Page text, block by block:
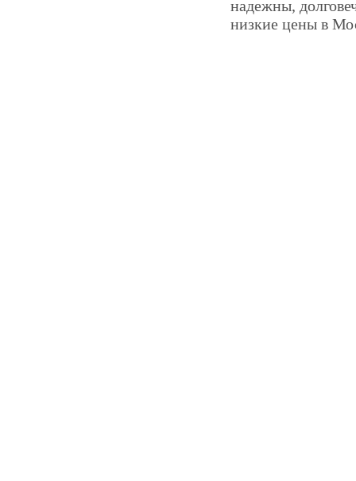
надежны,
низкие цены в